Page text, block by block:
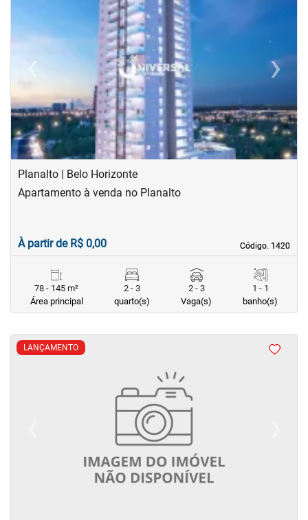
‹ ›Next
Planalto | Belo Horizonte
Código. 1420
Código. 1420
Apartamento à venda no Planalto
À partir de R$ 0,00
78 - 145 m²
Área principal
2 - 3
quarto(s)
2 - 3
Vaga(s)
1 - 1
banho(s)
LANÇAMENTO